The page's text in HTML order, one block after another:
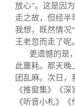
放心”。这是因
走之故，但经半
我想，既然情况
王老忽而走了呢。
更遗憾的是
此噩耗。那天晚
团乱麻。次日，
《推窗集》《
《听音小札》